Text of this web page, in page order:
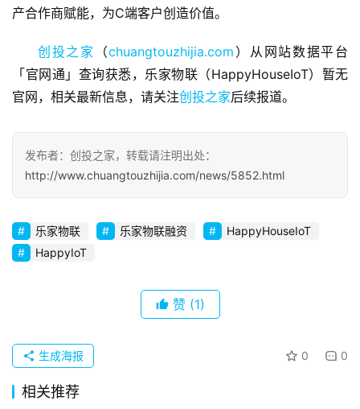
资
商
观
察
初
企
业
布
并
登录
产合作商赋能，为C端客户创造价值。
创投之家 （chuangtouzhijia.com ）从网站数据平台
「官网通」查询获悉，乐家物联（HappyHouseIoT）暂无
官网，相关最新信息，请关注创投之家后续报道。
发布者：创投之家，转载请注明出处：
http://www.chuangtouzhijia.com/news/5852.html
乐家物联 乐家物联融资
HappyHouseIoT
HappyIoT
赞 (1)
0 0
生成海报
相关推荐